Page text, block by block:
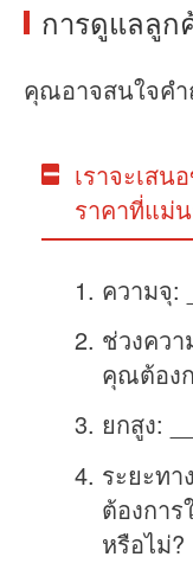
การดูแลลูก
คุณอาจสนใจค
เราจะเสน
ราคาที่แม่
ความจุ:
ช่วงควา
คุณต้อง
ยกสูง:
ระยะท
ต้องการ
หรือไม่?